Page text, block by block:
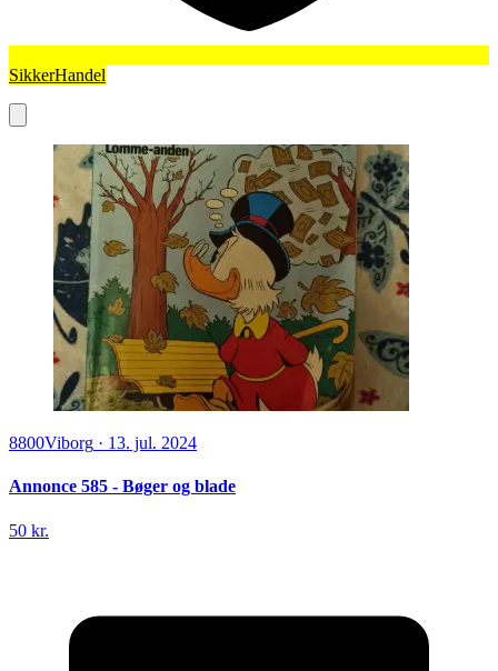
SikkerHandel
8800Viborg · 13. jul. 2024
Annonce 585 - Bøger og blade
50 kr.